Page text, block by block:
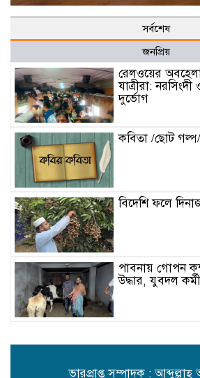
সর্বশেষ
জনপ্রিয়
রেলওয়ের
যাত্রীরা:
দুর্ভোগ
কবিতা /ছোট
বিদেশি ফলে
পাবনায় গোপন
উদ্ধার, যুবদল
অবাধে চলছে
ভারপ্রাপ্ত সম্পাদক :